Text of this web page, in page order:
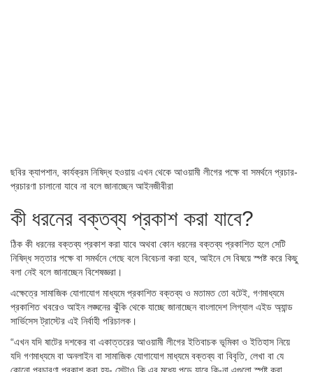
ছবির ক্যাপশান, কার্যক্রম নিষিদ্ধ হওয়ায় এখন থেকে আওয়ামী লীগের পক্ষে বা সমর্থনে প্রচার-
প্রচারণা চালানো যাবে না বলে জানাচ্ছেন আইনজীবীরা
কী ধরনের বক্তব্য প্রকাশ করা যাবে?
ঠিক কী ধরনের বক্তব্য প্রকাশ করা যাবে অথবা কোন ধরনের বক্তব্য প্রকাশিত হলে সেটি
নিষিদ্ধ সত্তার পক্ষে বা সমর্থনে গেছে বলে বিবেচনা করা হবে, আইনে সে বিষয়ে স্পষ্ট করে কিছু
বলা নেই বলে জানাচ্ছেন বিশেষজ্ঞরা।
এক্ষেত্রে সামাজিক যোগাযোগ মাধ্যমে প্রকাশিত বক্তব্য ও মতামত তো বটেই, গণমাধ্যমে
প্রকাশিত খবরেও আইন লঙ্ঘনের ঝুঁকি থেকে যাচ্ছে জানাচ্ছেন বাংলাদেশ লিগ্যাল এইড অ্যান্ড
সার্ভিসেস ট্রাস্টের এই নির্বাহী পরিচালক।
“এখন যদি ষাটের দশকের বা একাত্তরের আওয়ামী লীগের ইতিবাচক ভূমিকা ও ইতিহাস নিয়ে
যদি গণমাধ্যমে বা অনলাইন বা সামাজিক যোগাযোগ মাধ্যমে বক্তব্য বা বিবৃতি, লেখা বা যে